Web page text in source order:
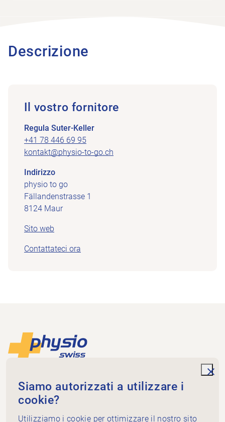
Descrizione
Il vostro fornitore
Regula Suter-Keller
+41 78 446 69 95
kontakt@physio-to-go.ch
Indirizzo
physio to go
Fällandenstrasse 1
8124 Maur
Sito web
Contattateci ora
Piè di pagina
Physioswiss
Dammweg 3
3013 Bern
+41 58 255 36 00
Siamo autorizzati a utilizzare i
cookie?
Utilizziamo i cookie per ottimizzare il nostro sito